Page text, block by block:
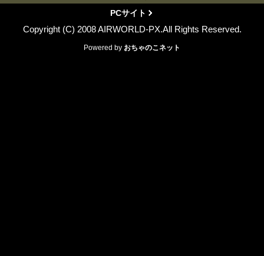
PCサイト
Copyright (C) 2008 AIRWORLD-PX.All Rights Reserved.
Powered by おちゃのこネット